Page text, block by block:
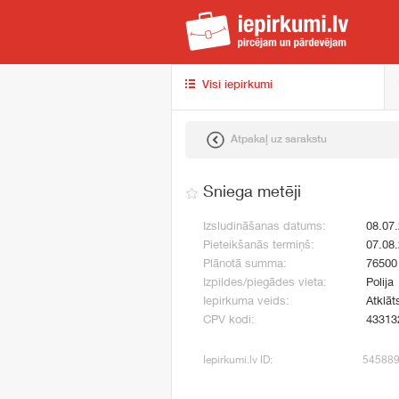
Visi iepirkumi
Atpakaļ uz sarakstu
Sniega metēji
Izsludināšanas datums:
Pieteikšanās termiņš:
Plānotā summa:
Izpildes/piegādes vieta:
Polija
Iepirkuma veids:
CPV kodi:
Iepirkumi.lv ID: